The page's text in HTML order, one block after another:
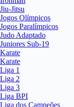
Jiu-Jitsu
Jogos Olímpicos
Jogos Paralímpicos
Judo Adaptado
Juniores Sub-19
Karate
Karate
Liga 1
Liga 2
Liga 3
Liga BPI
Liga dos Campeões